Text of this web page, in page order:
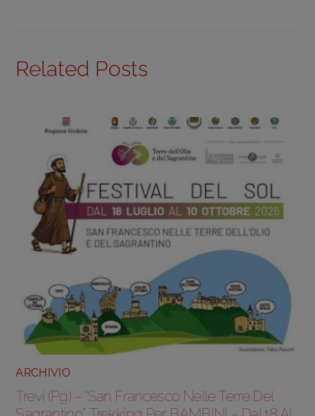
Related Posts
ARCHIVIO
Trevi (Pg) – “San Francesco Nelle Terre Del